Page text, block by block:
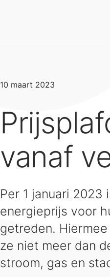
10 maart 2023
vanaf
Per 1 januari
energieprijs voor
getreden.
ze niet meer dan
stroom, gas en